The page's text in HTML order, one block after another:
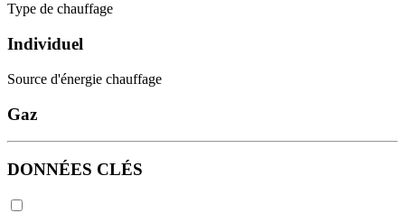
Type de chauffage
Individuel
Source d'énergie chauffage
Gaz
DONNÉES CLÉS